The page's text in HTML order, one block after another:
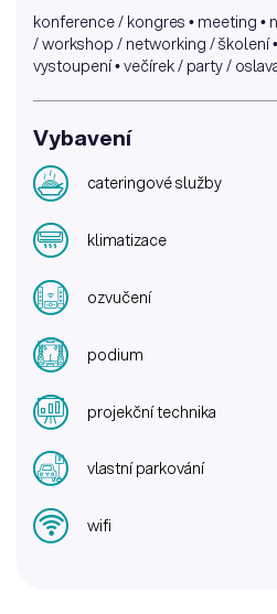
konference / kongres • meeting •
/ workshop / networking / školení
vystoupení • večírek / party /
Vybavení
cateringové služby
klimatizace
ozvučení
podium
projekční technika
vlastní parkování
wifi